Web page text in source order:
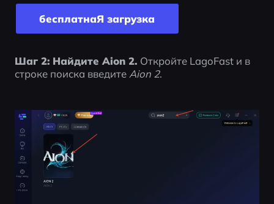
бесплатнаЯ загрyзка
Шаг 2: Найдите Aion 2. Откройте LagoFast и в
строке поиска введите Aion 2.